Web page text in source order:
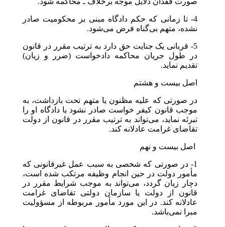
4- تا زمانی که حکم دادگاه مبنی بر محکومیت صادر
نشده، متهم بی‌گناه فرض می‌شود.
5- قربانی یک جنایت حق دارد به ترتیب مقرر در قانون
در طول جریان محاکمه دادخواست (ضرر و زیان)
تقدیم نماید.
اصل بیست و هشتم
در صورتی که علیه مظنون یا متهم تحت بازداشت، به
موجب قانون کیفر خواست صادر نشود یا دادگاه او را
تبرئه نماید، می‌تواند به ترتیب مقرر در قانون از دولت
تقاضای غرامت عادلانه کند.
1- در صورتی که شخصی به سبب عمل غیرقانونی که
مأمور دولت در حین انجام وظیفه مرتکب شده است،
دچار زیان گردد، می‌تواند به موجب شرایط مقرر در
قانون از دولت یا سازمان دولتی تقاضای غرامت
عادلانه کند. در این مورد مأمور مربوطه از مسؤولیت
مبرا نمی‌باشد.